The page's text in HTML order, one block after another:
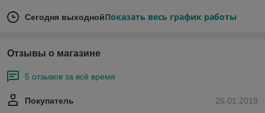
Сегодня выходнойПоказать весь график работы
Отзывы о магазине
5 отзывов за всё время
26.01.2019
Покупатель